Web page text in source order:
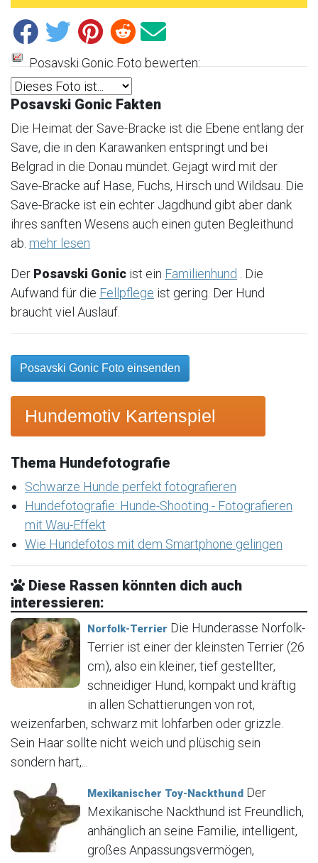
Posavski Gonic Foto bewerten:
Posavski Gonic Fakten
Die Heimat der Save-Bracke ist die Ebene entlang der
Save, die in den Karawanken entspringt und bei
Belgrad in die Donau mündet. Gejagt wird mit der
Save-Bracke auf Hase, Fuchs, Hirsch und Wildsau. Die
Save-Bracke ist ein echter Jagdhund gibt aber dank
ihres sanften Wesens auch einen guten Begleithund
ab. mehr lesen
Der Posavski Gonic ist ein Familienhund . Die
Aufwand für die Fellpflege ist gering. Der Hund
braucht viel Auslauf.
Posavski Gonic Foto einsenden
Hundemotiv Kartenspiel
Thema Hundefotografie
Schwarze Hunde perfekt fotografieren
Hundefotografie: Hunde-Shooting - Fotografieren
mit Wau-Effekt
Wie Hundefotos mit dem Smartphone gelingen
Diese Rassen könnten dich auch
interessieren:
Norfolk-Terrier Die Hunderasse Norfolk-
Terrier ist einer der kleinsten Terrier (26
cm), also ein kleiner, tief gestellter,
schneidiger Hund, kompakt und kräftig
in allen Schattierungen von rot,
weizenfarben, schwarz mit lohfarben oder grizzle.
Sein Haar sollte nicht weich und plüschig sein
sondern hart,...
Mexikanischer Toy-Nackthund Der
Mexikanische Nackthund ist Freundlich,
anhänglich an seine Familie, intelligent,
großes Anpassungsvermögen,